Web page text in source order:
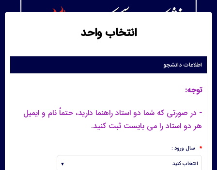
انتخاب واحد
اطلاعات دانشجو
توجه:
- در صورتی که شما دو استاد راهنما دارید، حتماً نام و ایمیل
هر دو استاد را می بایست ثبت کنید.
* سال ورود :